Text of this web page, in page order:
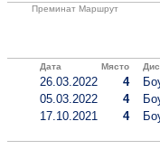
Преминат Маршрут
Дата Място
26.03.2022 4
05.03.2022
4
17.10.2021
4